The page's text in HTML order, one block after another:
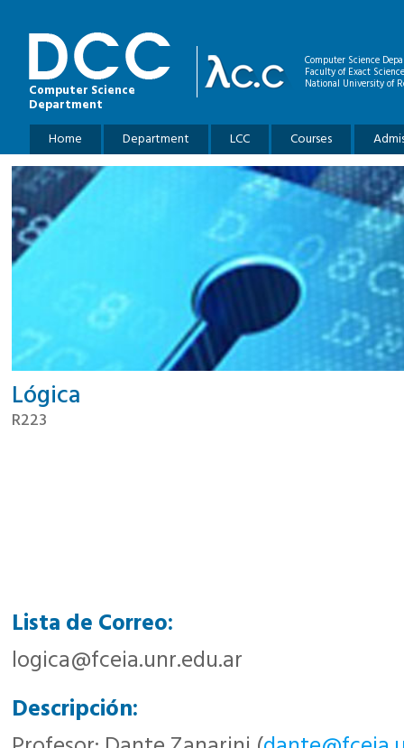
Computer Science
Department
Computer Science
Faculty of Exact
National University of
Main menu
Home Department LCC Courses
Lógica
R223
Lista de Correo:
logica@fceia.unr.edu.ar
Descripción: